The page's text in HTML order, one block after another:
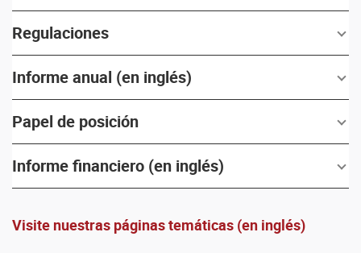
Regulaciones
Informe anual (en inglés)
Papel de posición
Informe financiero (en inglés)
Visite nuestras páginas temáticas (en inglés)